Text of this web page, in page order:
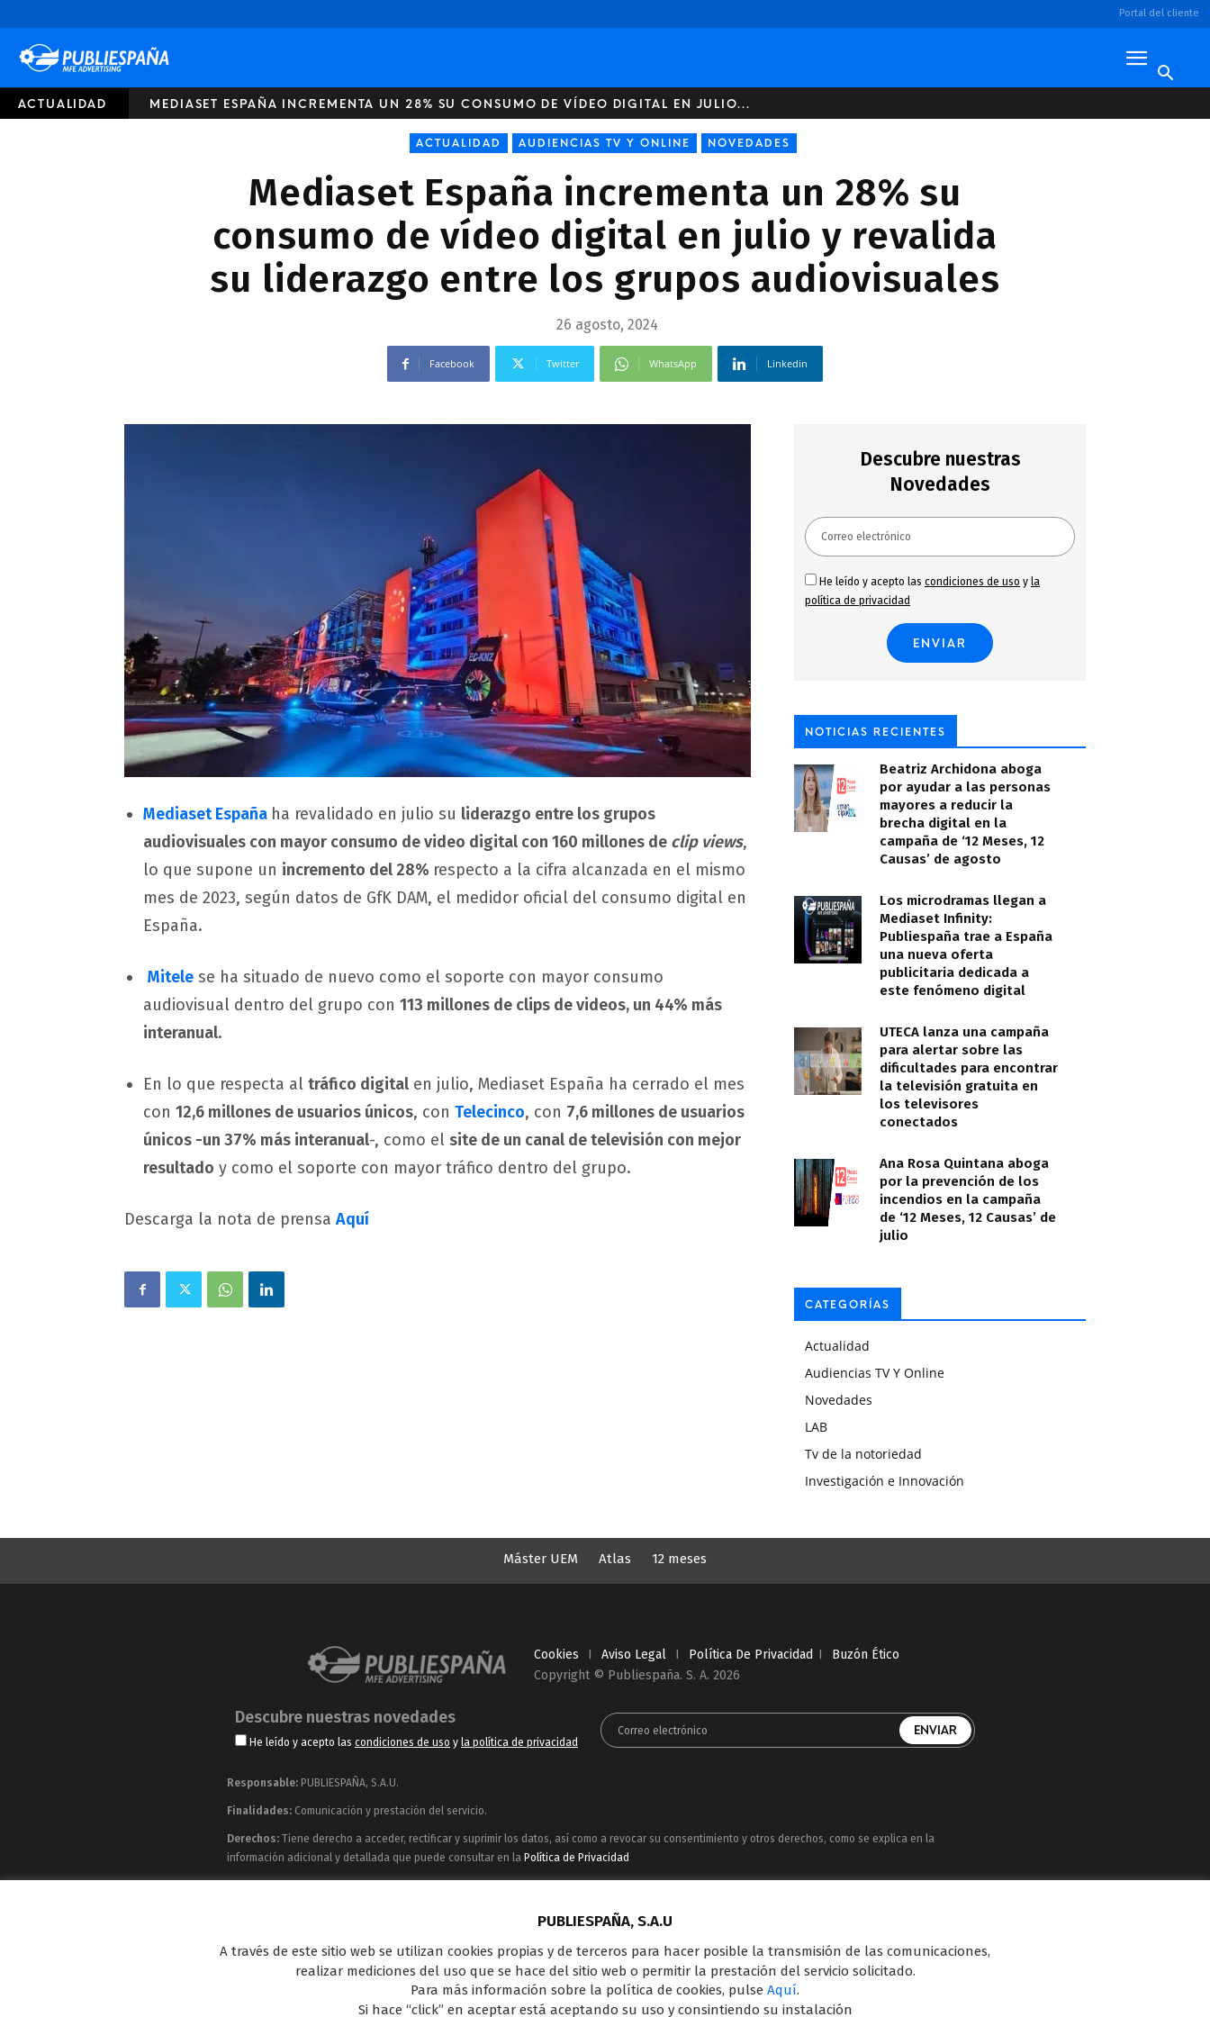
Portal del cliente
ACTUALIDAD MEDIASET ESPAÑA INCREMENTA UN 28% SU CONSUMO DE VÍDEO DIGITAL EN JULIO...
ACTUALIDAD AUDIENCIAS TV Y ONLINE NOVEDADES
Mediaset España incrementa un 28% su
consumo de vídeo digital en julio y revalida
su liderazgo entre los grupos audiovisuales
26 agosto, 2024
Facebook Twitter WhatsApp Linkedin
Mediaset España ha revalidado en julio su liderazgo entre los grupos
audiovisuales con mayor consumo de video digital con 160 millones de clip views,
lo que supone un incremento del 28% respecto a la cifra alcanzada en el mismo
mes de 2023, según datos de GfK DAM, el medidor oficial del consumo digital en
España.
Mitele se ha situado de nuevo como el soporte con mayor consumo
audiovisual dentro del grupo con 113 millones de clips de videos, un 44% más
interanual.
En lo que respecta al tráfico digital en julio, Mediaset España ha cerrado el mes
con 12,6 millones de usuarios únicos, con Telecinco, con 7,6 millones de usuarios
únicos -un 37% más interanual-, como el site de un canal de televisión con mejor
resultado y como el soporte con mayor tráfico dentro del grupo.
Descarga la nota de prensa Aquí
Descubre nuestras
Novedades
He leído y acepto las condiciones de uso y la
política de privacidad
NOTICIAS RECIENTES
Beatriz Archidona aboga
por ayudar a las personas
mayores a reducir la
brecha digital en la
campaña de ‘12 Meses, 12
Causas’ de agosto
Los microdramas llegan a
Mediaset Infinity:
Publiespaña trae a España
una nueva oferta
publicitaria dedicada a
este fenómeno digital
UTECA lanza una campaña
para alertar sobre las
dificultades para encontrar
la televisión gratuita en
los televisores
conectados
Ana Rosa Quintana aboga
por la prevención de los
incendios en la campaña
de ‘12 Meses, 12 Causas’ de
julio
CATEGORÍAS
Actualidad
Audiencias TV Y Online
Novedades
LAB
Tv de la notoriedad
Investigación e Innovación
Máster UEM Atlas 12 meses
Cookies I Aviso Legal I Política De Privacidad I
Buzón Ético
Copyright © Publiespaña. S. A. 2026
Descubre nuestras novedades
He leído y acepto las condiciones de uso y la política de privacidad
Responsable: PUBLIESPAÑA, S.A.U.
Finalidades: Comunicación y prestación del servicio.
Derechos: Tiene derecho a acceder, rectificar y suprimir los datos, así como a revocar su consentimiento y otros derechos, como se explica en la
información adicional y detallada que puede consultar en la Política de Privacidad
Energy y Be Mad, así como de una amplia oferta en el panorama de medios y con una gran experiencia en la comercialización de diferentes soportes en Internet y TV
Outdoor Digital.
PUBLIESPAÑA, S.A.U
A través de este sitio web se utilizan cookies propias y de terceros para hacer posible la transmisión de las comunicaciones,
realizar mediciones del uso que se hace del sitio web o permitir la prestación del servicio solicitado.
Para más información sobre la política de cookies, pulse Aquí.
Si hace “click” en aceptar está aceptando su uso y consintiendo su instalación